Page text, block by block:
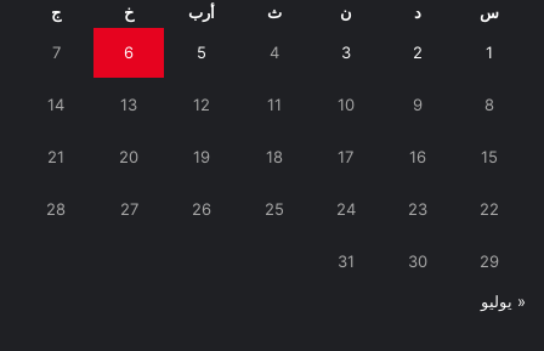
س د ن ث أرب خ ج
1
2
3
4
5
6
7
8
9
10
11
12
13
14
15
16
17
18
19
20
21
22
23
24
25
26
27
28
29
30
31
« يوليو